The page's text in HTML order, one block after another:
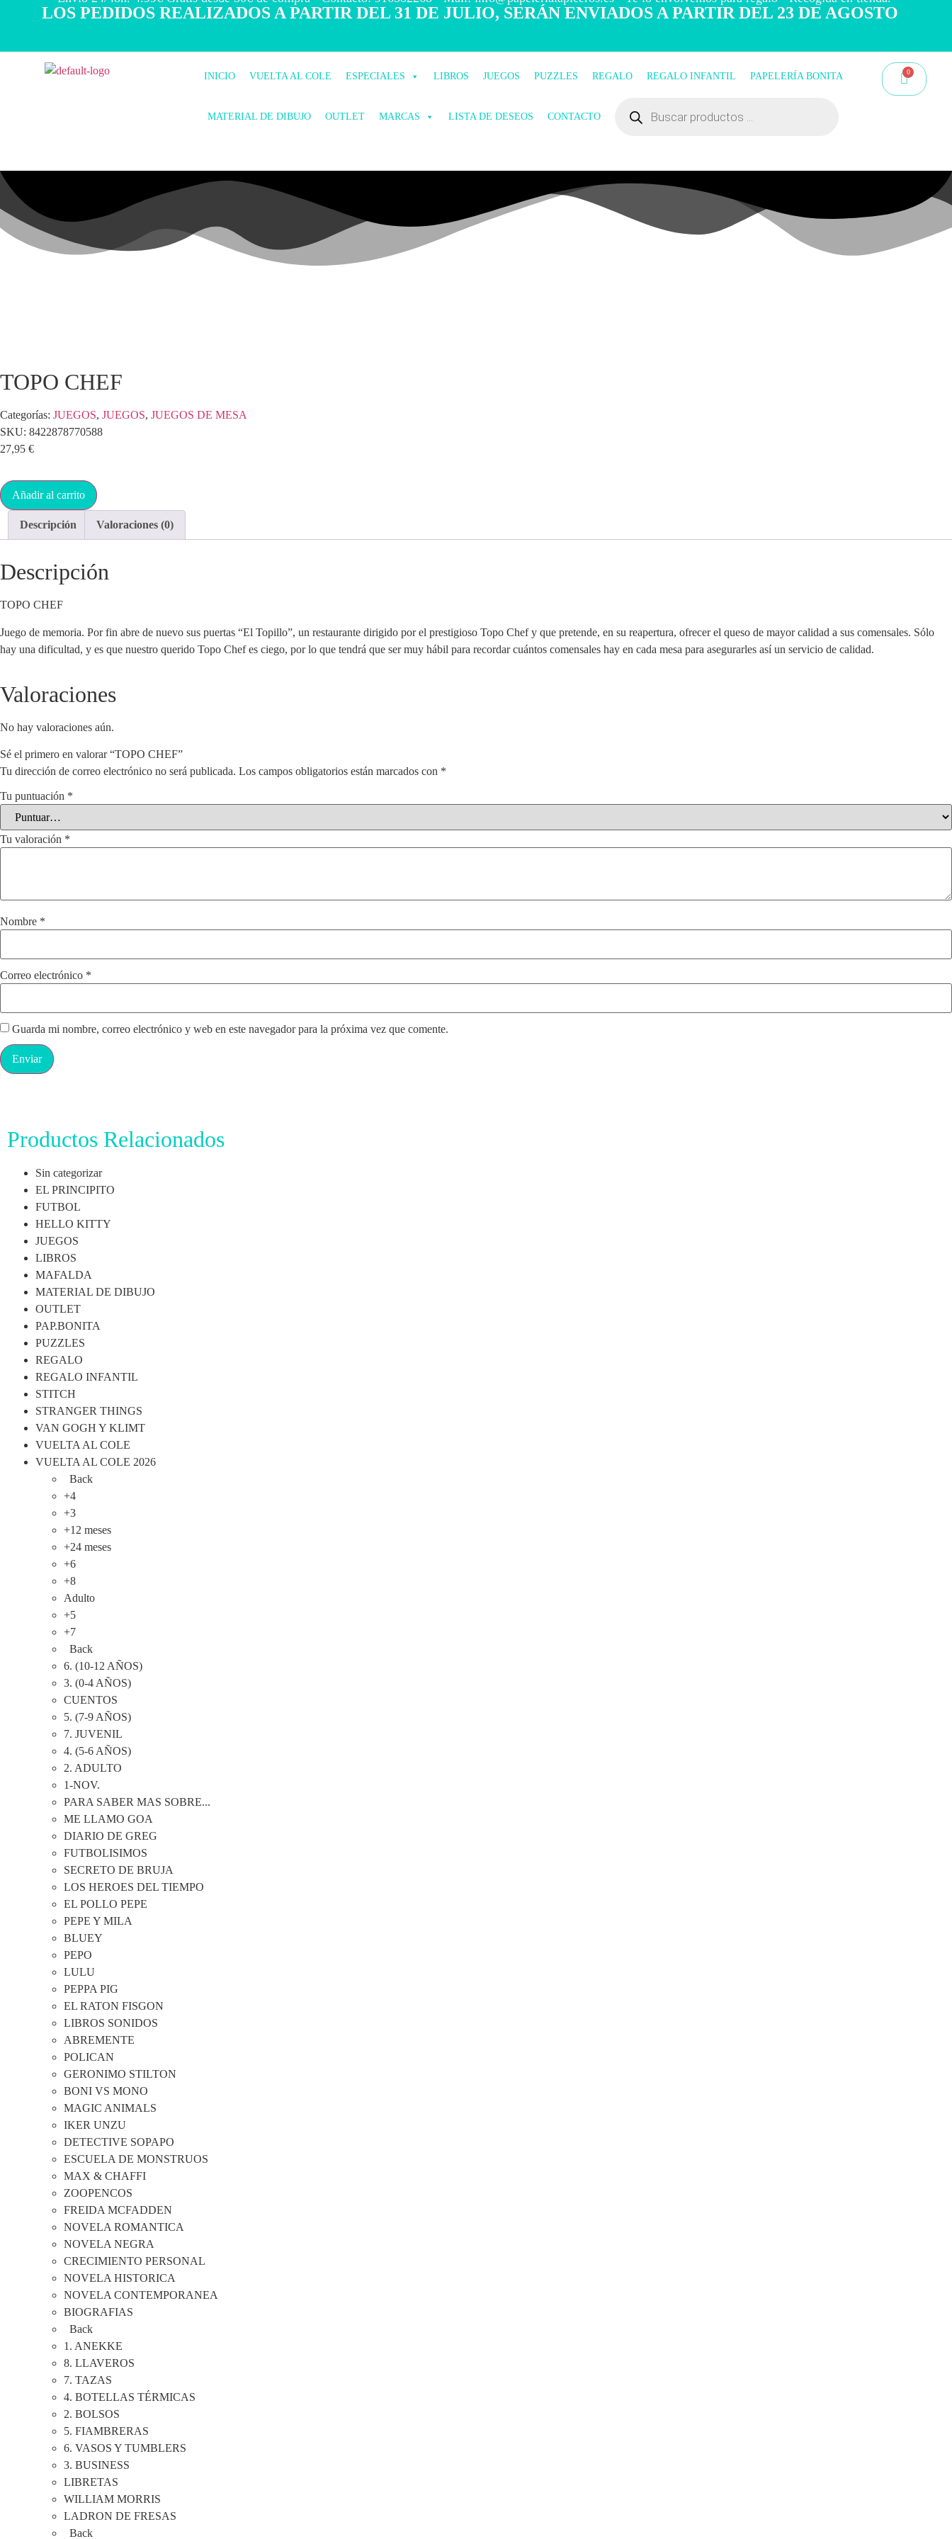
LOS PEDIDOS REALIZADOS A PARTIR DEL 31 DE JULIO, SERÁN ENVIADOS A PARTIR DEL 23 DE AGOSTO
INICIO VUELTA AL COLE ESPECIALES LIBROS JUEGOS PUZZLES REGALO REGALO INFANTIL PAPELERÍA BONITA
MATERIAL DE DIBUJO OUTLET MARCAS LISTA DE DESEOS CONTACTO
TOPO CHEF
Categorías: JUEGOS, JUEGOS, JUEGOS DE MESA
SKU: 8422878770588
27,95 €
Añadir al carrito
Descripción Valoraciones (0)
Descripción
TOPO CHEF
Juego de memoria. Por fin abre de nuevo sus puertas “El Topillo”, un restaurante dirigido por el prestigioso Topo Chef y que pretende, en su reapertura, ofrecer el queso de mayor calidad a sus comensales. Sólo
hay una dificultad, y es que nuestro querido Topo Chef es ciego, por lo que tendrá que ser muy hábil para recordar cuántos comensales hay en cada mesa para asegurarles así un servicio de calidad.
Valoraciones
No hay valoraciones aún.
Sé el primero en valorar “TOPO CHEF”
Tu dirección de correo electrónico no será publicada. Los campos obligatorios están marcados con *
Tu puntuación *
Tu valoración *
Nombre *
Correo electrónico *
Guarda mi nombre, correo electrónico y web en este navegador para la próxima vez que comente.
Productos Relacionados
Sin categorizar
EL PRINCIPITO
FUTBOL
HELLO KITTY
JUEGOS
LIBROS
MAFALDA
MATERIAL DE DIBUJO
OUTLET
PAP.BONITA
PUZZLES
REGALO
REGALO INFANTIL
STITCH
STRANGER THINGS
VAN GOGH Y KLIMT
VUELTA AL COLE
VUELTA AL COLE 2026
Back
+4
+3
+12 meses
+24 meses
+6
+8
Adulto
+5
+7
Back
6. (10-12 AÑOS)
3. (0-4 AÑOS)
CUENTOS
5. (7-9 AÑOS)
7. JUVENIL
4. (5-6 AÑOS)
2. ADULTO
1-NOV.
PARA SABER MAS SOBRE...
ME LLAMO GOA
DIARIO DE GREG
FUTBOLISIMOS
SECRETO DE BRUJA
LOS HEROES DEL TIEMPO
EL POLLO PEPE
PEPE Y MILA
BLUEY
PEPO
LULU
PEPPA PIG
EL RATON FISGON
LIBROS SONIDOS
ABREMENTE
POLICAN
GERONIMO STILTON
BONI VS MONO
MAGIC ANIMALS
IKER UNZU
DETECTIVE SOPAPO
ESCUELA DE MONSTRUOS
MAX & CHAFFI
ZOOPENCOS
FREIDA MCFADDEN
NOVELA ROMANTICA
NOVELA NEGRA
CRECIMIENTO PERSONAL
NOVELA HISTORICA
NOVELA CONTEMPORANEA
BIOGRAFIAS
Back
1. ANEKKE
8. LLAVEROS
7. TAZAS
4. BOTELLAS TÉRMICAS
2. BOLSOS
5. FIAMBRERAS
6. VASOS Y TUMBLERS
3. BUSINESS
LIBRETAS
WILLIAM MORRIS
LADRON DE FRESAS
Back